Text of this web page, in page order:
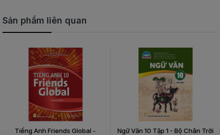
Sản phẩm liên quan
Tiếng Anh Friends Global -
Ngữ Văn 10 Tập 1 - Bộ Chân Trời